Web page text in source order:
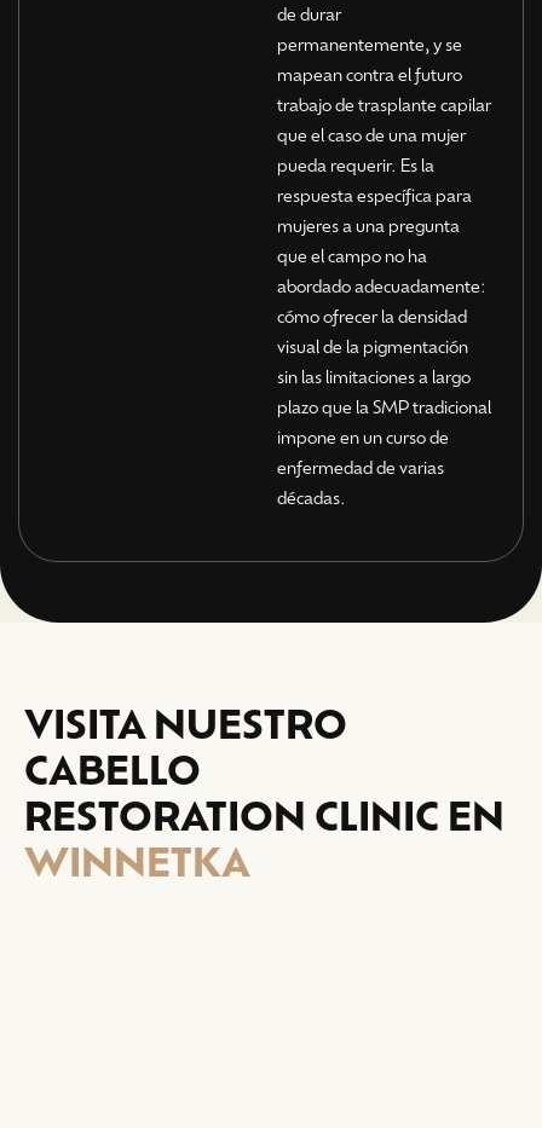
de durar
permanentemente, y se
mapean contra el futuro
trabajo de trasplante capilar
que el caso de una mujer
pueda requerir. Es la
respuesta específica para
mujeres a una pregunta
que el campo no ha
abordado adecuadamente:
cómo ofrecer la densidad
visual de la pigmentación
sin las limitaciones a largo
plazo que la SMP tradicional
impone en un curso de
enfermedad de varias
décadas.
VISITA NUESTRO
CABELLO
RESTORATION CLINIC EN
WINNETKA